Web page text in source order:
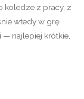
koledze z pracy, z
wtedy w grę
— najlepiej krótkie,